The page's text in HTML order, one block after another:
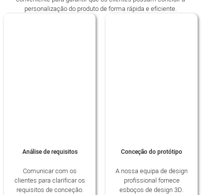
personalização do produto de forma rápida e eficiente.
Análise de requisitos
Comunicar com os
clientes para clarificar os
requisitos de conceção.
Conceção do protótipo
A nossa equipa de design
profissional fornece
esboços de design 3D.